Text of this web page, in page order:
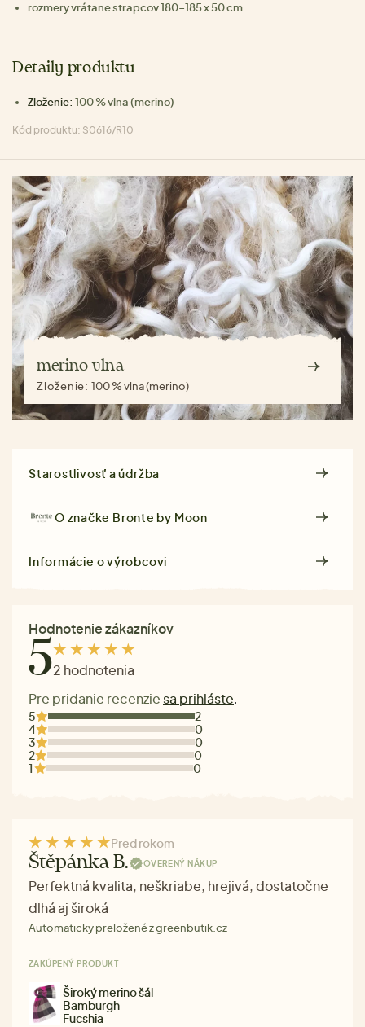
rozmery vrátane strapcov 180-185 x 50 cm
Detaily produktu
Zloženie: 100 % vlna (merino)
Kód produktu: S0616/R10
merino vlna
Zloženie: 100 % vlna (merino)
Starostlivosť a údržba
O značke Bronte by Moon
Informácie o výrobcovi
Hodnotenie zákazníkov
52 hodnotenia
Pre pridanie recenzie sa prihláste.
5
2
4
0
3
0
2
0
1
0
Pred rokom
Štěpánka B. OVERENÝ NÁKUP
Perfektná kvalita, neškriabe, hrejivá, dostatočne
dlhá aj široká
Automaticky preložené z greenbutik.cz
ZAKÚPENÝ PRODUKT
Široký merino šál
Bamburgh
Fucshia